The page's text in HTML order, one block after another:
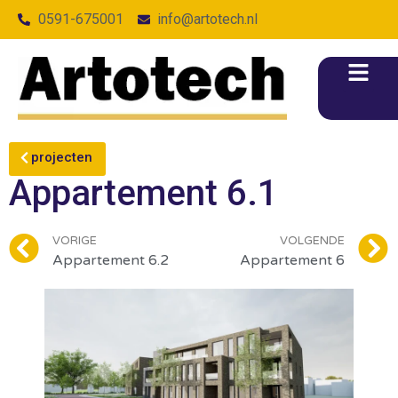
0591-675001 info@artotech.nl
projecten
Appartement 6.1
VORIGE
Appartement 6.2
VOLGENDE
Appartement 6